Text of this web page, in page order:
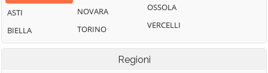
Basaluzzo
Belforte
Ricaldone
ASTI
BIELLA
NOVARA
TORINO
OSSOLA
VERCELLI
Regioni